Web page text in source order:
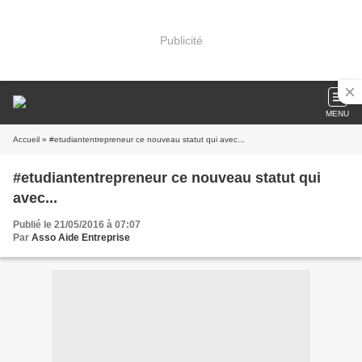
Publicité
MENU
Accueil » #etudiantentrepreneur ce nouveau statut qui avec...
#etudiantentrepreneur ce nouveau statut qui
avec...
Publié le 21/05/2016 à 07:07
Par Asso Aide Entreprise